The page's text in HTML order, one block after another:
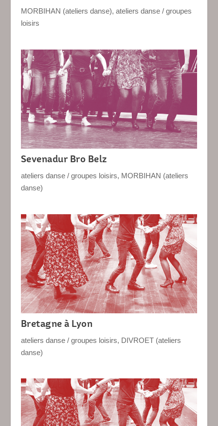
MORBIHAN (ateliers danse), ateliers danse / groupes
loisirs
Sevenadur Bro Belz
ateliers danse / groupes loisirs, MORBIHAN (ateliers
danse)
Bretagne à Lyon
ateliers danse / groupes loisirs, DIVROET (ateliers
danse)